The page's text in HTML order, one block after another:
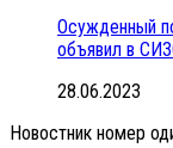
Осужденный
объявил в
28.06.2023
Новостник номер